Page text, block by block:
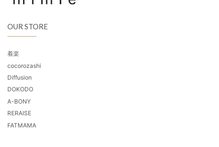
OUR STORE
着楽
cocorozashi
Diffusion
DOKODO
A-BONY
RERAISE
FATMAMA